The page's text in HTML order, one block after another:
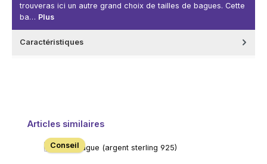
trouveras ici un autre grand choix de tailles de bagues. Cette
ba… Plus
Caractéristiques
Ignorer la galerie de produits
Articles similaires
Conseil